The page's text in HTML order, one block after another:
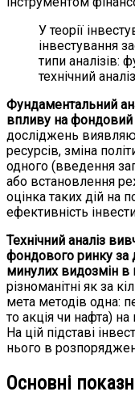
У теорії
інвестування
типи аналізів:
технічний
Фундаментальний
впливу на фондовий
досліджень
ресурсів, зміна
одного (введення
або встановлення
оцінка таких дій на
ефективність
Технічний аналіз
фондового ринку за
минулих видозмін в
різноманітні як за
мета методів одна:
то акція чи нафта) на
На цій підставі
нього в
Основні